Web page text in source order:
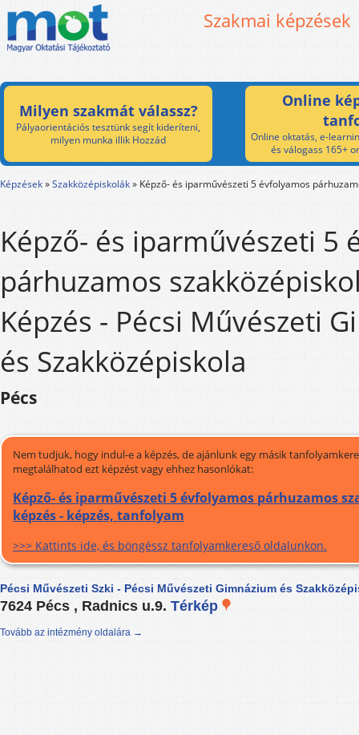
Szakmai képzések
Milyen szakmát válassz?
Pályaorientációs tesztünk segít kideríteni,
milyen munka illik Hozzád
Online
Online oktatás, e-
és válogass 165+
Képzések»Szakközépiskolák» Képző- és iparművészeti 5 évfolyamos
Képző- és iparművészeti 5
párhuzamos
Képzés - Pécsi Művészeti
és Szakközépiskola
Pécs
Nem tudjuk, hogy indul-e a képzés, de ajánlunk egy másik
megtalálhatod ezt képzést vagy ehhez hasonlókat:
Képző- és iparművészeti 5 évfolyamos párhuzamos
képzés - képzés, tanfolyam
>>> Kattints ide, és böngéssz tanfolyamkereső oldalunkon.
Pécsi Művészeti Szki - Pécsi Művészeti Gimnázium és
7624 Pécs , Radnics u.9. Térkép
Tovább az intézmény oldalára →